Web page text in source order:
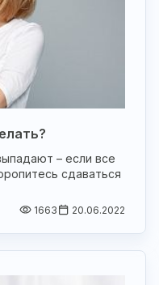
– если все
сдаваться
1663 20.06.2022